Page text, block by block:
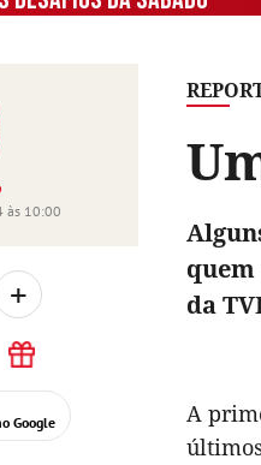
às 10:00
+
Google
da
A